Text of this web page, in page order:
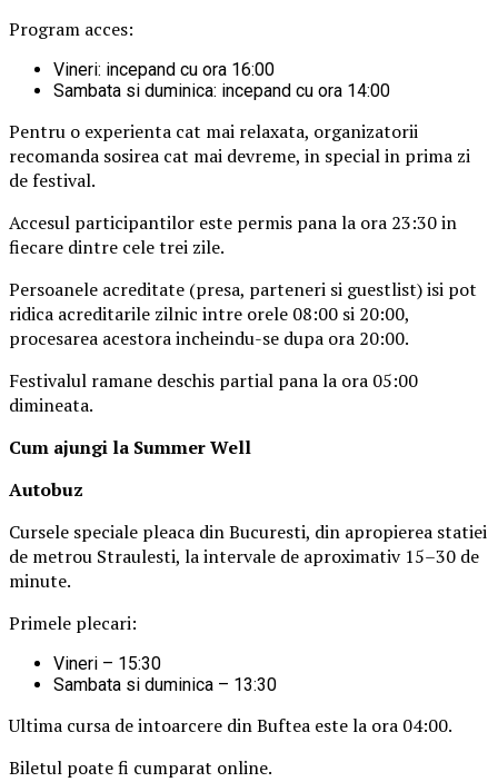
Program acces:
Vineri: incepand cu ora 16:00
Sambata si duminica: incepand cu ora 14:00
Pentru o experienta cat mai relaxata, organizatorii
recomanda sosirea cat mai devreme, in special in prima zi
de festival.
Accesul participantilor este permis pana la ora 23:30 in
fiecare dintre cele trei zile.
Persoanele acreditate (presa, parteneri si guestlist) isi pot
ridica acreditarile zilnic intre orele 08:00 si 20:00,
procesarea acestora incheindu-se dupa ora 20:00.
Festivalul ramane deschis partial pana la ora 05:00
dimineata.
Cum ajungi la Summer Well
Autobuz
Cursele speciale pleaca din Bucuresti, din apropierea statiei
de metrou Straulesti, la intervale de aproximativ 15–30 de
minute.
Primele plecari:
Vineri – 15:30
Sambata si duminica – 13:30
Ultima cursa de intoarcere din Buftea este la ora 04:00.
Biletul poate fi cumparat online.